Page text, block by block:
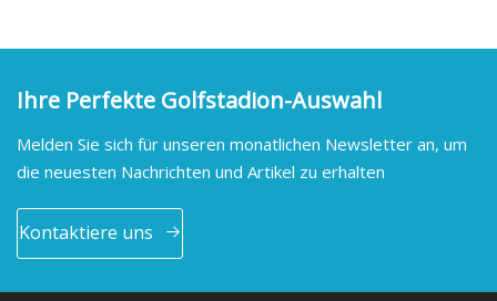
Ihre Perfekte Golfstadion-Auswahl
Melden Sie sich für unseren monatlichen Newsletter an, um
die neuesten Nachrichten und Artikel zu erhalten
Kontaktiere uns